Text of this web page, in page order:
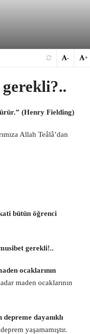
+
-
(Henry Fielding)
Allah Teâlâ’dan
bütün öğrenci
gerekli!..
ocaklarının
maden ocaklarının
depreme dayanıklı
yaşamamıştır.